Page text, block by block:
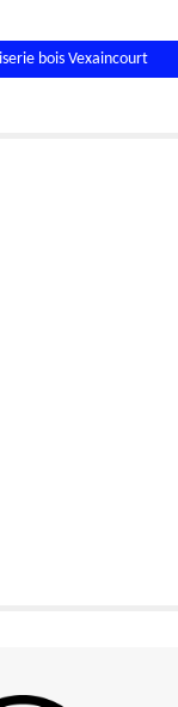
bois Vexaincourt